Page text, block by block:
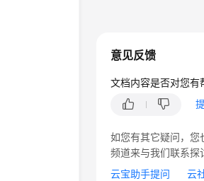
意见反馈
文档内容是否对您有
如您有其它疑问，您
频道来与我们联系探
云宝助手提问
云